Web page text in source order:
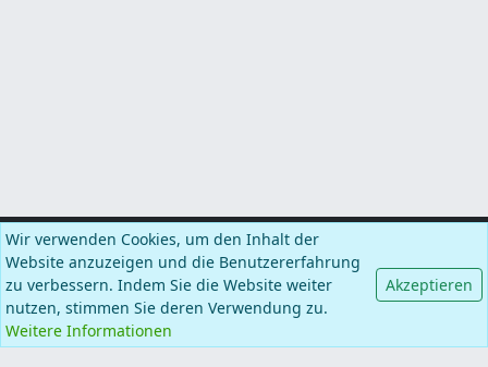
Information
Kategorien
Wir verwenden Cookies, um den Inhalt der
Website anzuzeigen und die Benutzererfahrung
zu verbessern. Indem Sie die Website weiter
nutzen, stimmen Sie deren Verwendung zu.
Weitere Informationen
Akzeptieren